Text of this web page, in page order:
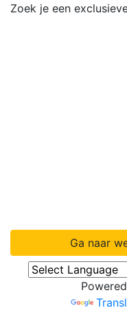
Zoek je een
Ga naar